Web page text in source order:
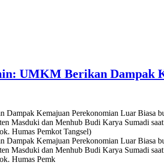
UMKM Berikan Dampak
Masduki dan Menhub Budi Karya Sumadi
Humas Pemkot Tangsel)
Masduki dan Menhub Budi Karya Sumadi
Humas Pemk